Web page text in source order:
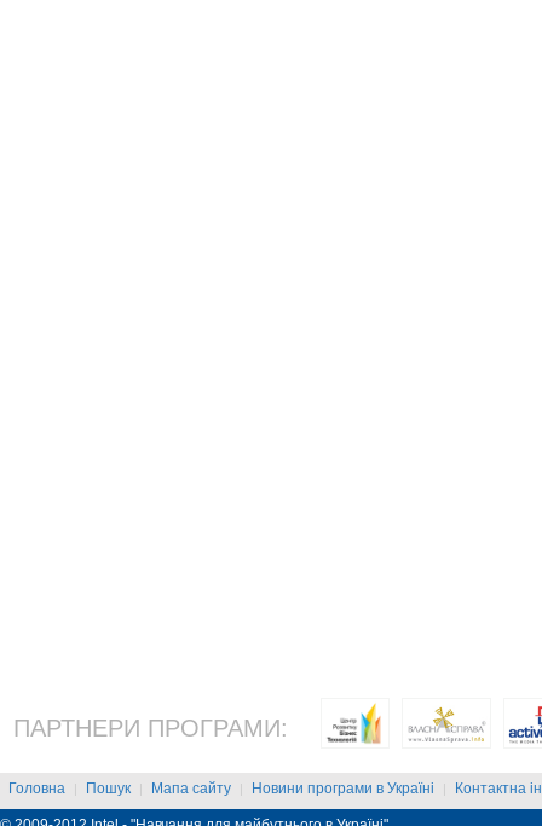
ПАРТНЕРИ ПРОГРАМИ:
Головна | Пошук | Мапа сайту | Новини програми в Україні | Контактна